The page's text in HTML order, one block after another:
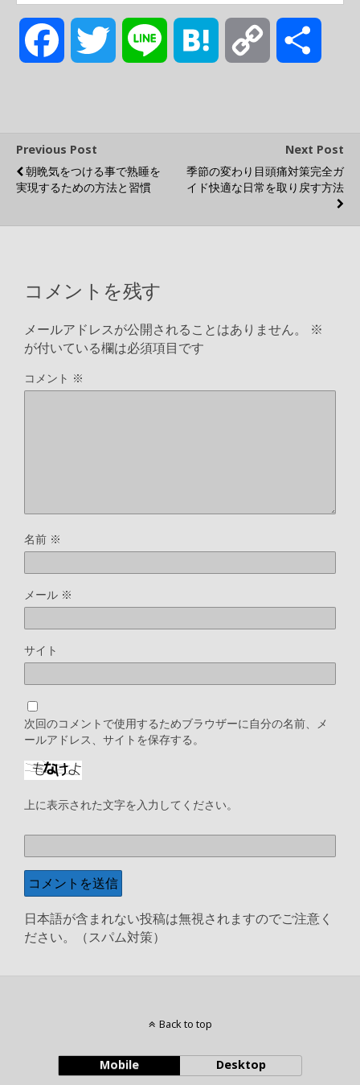
e
k
t e y
Previous Post
朝晩気をつける事で熟睡を
実現するための方法と習慣
Next Post
季節の変わり目頭痛対策完全ガ
イド快適な日常を取り戻す方法
コメントを残す
メールアドレスが公開されることはありません。
※
が付いている欄は必須項目です
コメント ※
名前 ※
メール ※
サイト
次回のコメントで使用するためブラウザーに自分の名前、メ
ールアドレス、サイトを保存する。
上に表示された文字を入力してください。
日本語が含まれない投稿は無視されますのでご注意く
ださい。（スパム対策）
Back to top
Mobile Desktop